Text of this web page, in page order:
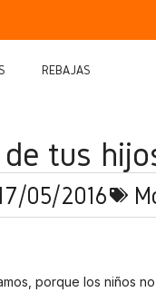
REBAJAS
tus
05/2016
porque los niños no